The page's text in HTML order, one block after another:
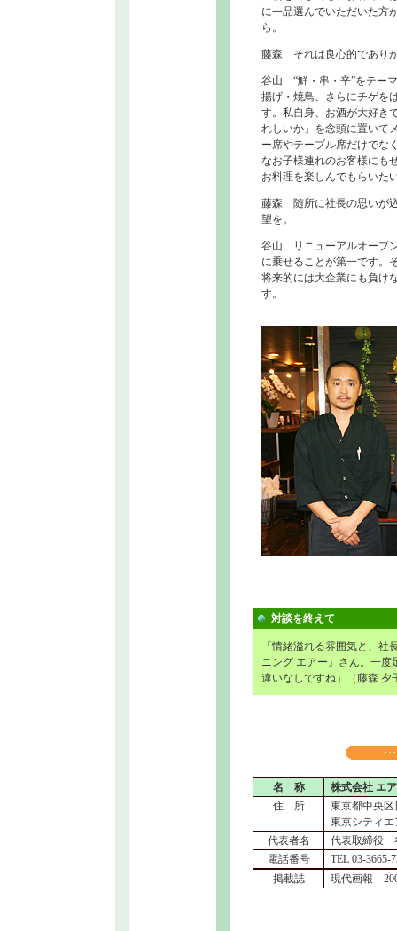
に一品選んでいただいた方
ら。
藤森 それは良心的であり
谷山 “鮮・串・辛”をテー
揚げ・焼鳥、さらにチゲを
す。私自身、お酒が大好き
れしいか」を念頭に置いて
ー席やテーブル席だけでな
なお子様連れのお客様にも
お料理を楽しんでもらいた
藤森 随所に社長の思いが
望を。
谷山 リニューアルオープ
に乗せることが第一です。
将来的には大企業にも負け
す。
対談を終えて
「情緒溢れる雰囲気と、
ニング エアー』さん。一
違いなしですね」（藤森 夕
名 称
株式会社 エ
住 所
東京都中央区
東京シティ
代表者名
代表取締役
電話番号
TEL 03-3665-
掲載誌
現代画報